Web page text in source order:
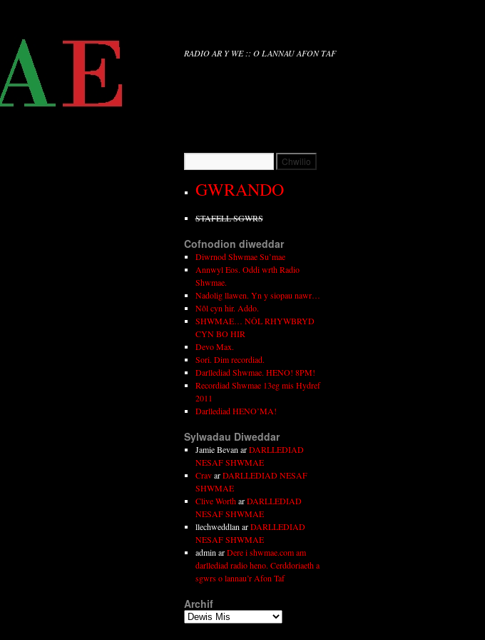
RADIO AR Y WE :: O LANNAU AFON TAF
GWRANDO
STAFELL SGWRS
Cofnodion diweddar
Diwrnod Shwmae Su’mae
Annwyl Eos. Oddi wrth Radio
Shwmae.
Nadolig llawen. Yn y siopau nawr…
Nôl cyn hir. Addo.
SHWMAE… NÔL RHYWBRYD
CYN BO HIR
Devo Max.
Sori. Dim recordiad.
Darllediad Shwmae. HENO! 8PM!
Recordiad Shwmae 13eg mis Hydref
2011
Darllediad HENO’MA!
Sylwadau Diweddar
Jamie Bevan arDARLLEDIAD
NESAF SHWMAE
CravarDARLLEDIAD NESAF
SHWMAE
Clive WortharDARLLEDIAD
NESAF SHWMAE
llechweddlan arDARLLEDIAD
NESAF SHWMAE
admin arDere i shwmae.com am
darllediad radio heno. Cerddoriaeth a
sgwrs o lannau’r Afon Taf
Archif
Archif